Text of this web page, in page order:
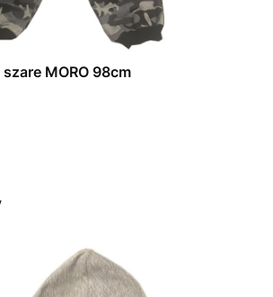
MORO 98cm